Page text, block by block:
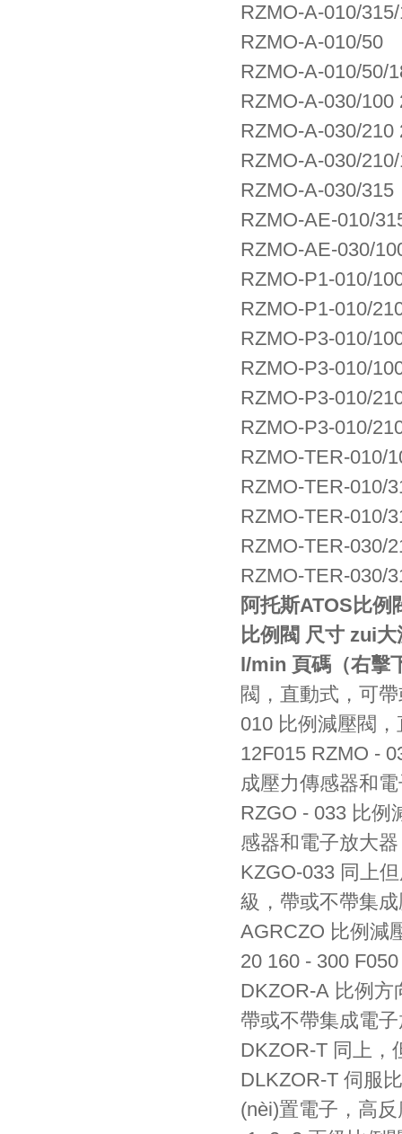
RZMO-A-010/
RZMO-A-010/50
RZMO-A-010/50/
RZMO-A-030/100
RZMO-A-030/210
RZMO-A-030/
RZMO-A-030/315
RZMO-AE-010/
RZMO-AE-030/
RZMO-P1-010/
RZMO-P1-010/
RZMO-P3-010/
RZMO-P3-010/
RZMO-P3-010/
RZMO-P3-010/
RZMO-TER-010/
RZMO-TER-010/
RZMO-TER-010/
RZMO-TER-030/
RZMO-TER-030/
阿托斯ATOS比例
比例閥 尺寸 zui大
l/min 頁碼（右擊
閥，直動式
010 比例減壓閥
12F015 RZMO -
成壓力傳感器和
RZGO - 033 比例
感器和電子放大器
KZGO-033 同上
級，帶或不帶集
AGRCZO 比例減
20 160 - 300 F050
DKZOR-A 比例方
帶或不帶集成電
DKZOR-T 同上
DLKZOR-T 伺服
(nèi)置電子，高